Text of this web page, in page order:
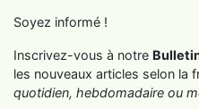
Soyez informé !
Inscrivez-vous à notre
les nouveaux articles selon la
quotidien, hebdomadaire ou